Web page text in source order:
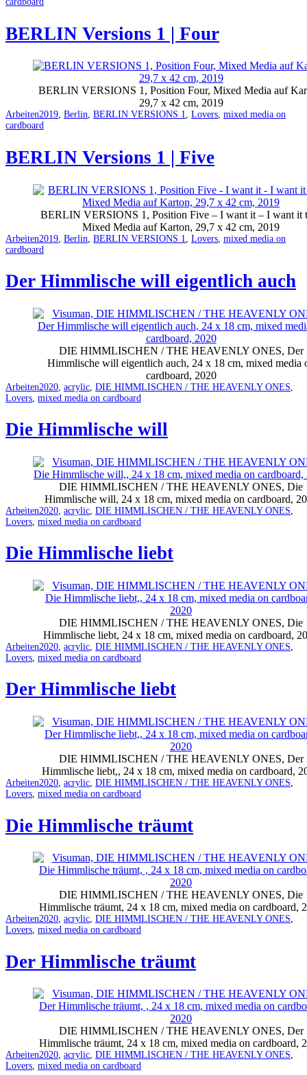
BERLIN Versions 1 | Four
BERLIN VERSIONS 1, Position Four, Mixed Media auf
29,7 x 42 cm, 2019
Categorized
as
ArbeitenTagged
2019, Berlin, BERLIN VERSIONS 1, Lovers, mixed media on
cardboard
BERLIN Versions 1 | Five
BERLIN VERSIONS 1, Position Five – I want it – I want it
Mixed Media auf Karton, 29,7 x 42 cm, 2019
Categorized
as
ArbeitenTagged
2019 Berlin BERLIN VERSIONS 1 Lovers mixed media on
cardboard
Der Himmlische will eigentlich auch
DIE HIMMLISCHEN / THE HEAVENLY ONES, Der
Himmlische will eigentlich auch, 24 x 18 cm, mixed media
cardboard, 2020
Categorized
as
ArbeitenTagged
2020 acrylic DIE HIMMLISCHEN / THE HEAVENLY ONES
Lovers mixed media on cardboard
Die Himmlische will
DIE HIMMLISCHEN / THE HEAVENLY ONES, Die
Himmlische will, 24 x 18 cm, mixed media on cardboard,
Categorized
as
ArbeitenTagged
2020 acrylic DIE HIMMLISCHEN / THE HEAVENLY ONES
Lovers mixed media on cardboard
Die Himmlische liebt
DIE HIMMLISCHEN / THE HEAVENLY ONES, Die
Himmlische liebt, 24 x 18 cm, mixed media on cardboard,
Categorized
as
ArbeitenTagged
2020 acrylic DIE HIMMLISCHEN / THE HEAVENLY ONES
Lovers mixed media on cardboard
Der Himmlische liebt
DIE HIMMLISCHEN / THE HEAVENLY ONES, Der
Himmlische liebt,, 24 x 18 cm, mixed media on cardboard,
Categorized
as
ArbeitenTagged
2020, acrylic, DIE HIMMLISCHEN / THE HEAVENLY ONES,
Lovers, mixed media on cardboard
Die Himmlische träumt
DIE HIMMLISCHEN / THE HEAVENLY ONES, Die
Himmlische träumt, 24 x 18 cm, mixed media on cardboard,
Categorized
as
ArbeitenTagged
2020, acrylic, DIE HIMMLISCHEN / THE HEAVENLY ONES,
Lovers, mixed media on cardboard
Der Himmlische träumt
DIE HIMMLISCHEN / THE HEAVENLY ONES, Der
Himmlische träumt, 24 x 18 cm, mixed media on cardboard,
Categorized
as
ArbeitenTagged
2020, acrylic, DIE HIMMLISCHEN / THE HEAVENLY ONES,
Lovers, mixed media on cardboard